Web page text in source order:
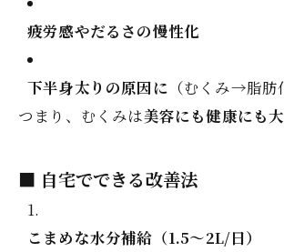
疲労感やだるさの慢性化
下半身太りの原因に （むくみ→脂肪
つまり、むくみは美容にも健康にも
■ 自宅でできる改善法
こまめな水分補給（1.5～2L/日）